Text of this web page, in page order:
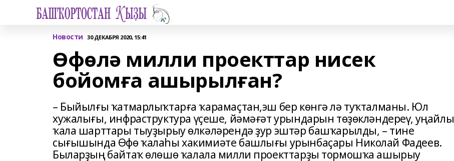
Новости 30 ДЕКАБРЯ 2020, 15:41
Өфөлә милли проекттар нисек
бойомға ашырылған?
– Быйылғы ҡатмарлыҡтарға ҡарамаҫтан,эш бер көнгә лә туҡталманы. Юл
хужалығы, инфраструктура үҫеше, йәмәғәт урындарын төҙөкләндереү, уңайлы
ҡала шарттары тыуҙырыу өлкәләрендә ҙур эштәр башҡарылды, – тине
сығышында Өфө ҡалаһы хакимиәте башлығы урынбаҫары Николай Фадеев.
Быларҙың байтаҡ өлөшө ҡалала милли проекттарҙы тормошҡа ашырыу